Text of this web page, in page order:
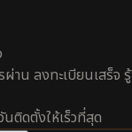
าน ลงทะเบียนเสร็จ รู้
ติดตั้งให้เร็วที่สุด